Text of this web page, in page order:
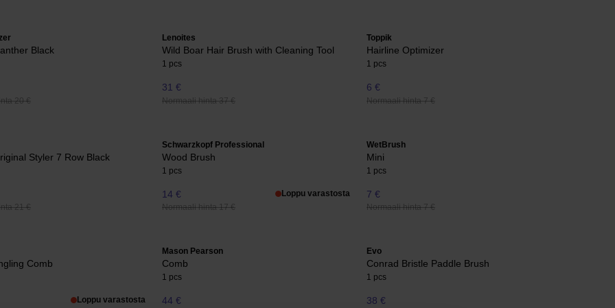
Black
20 €
Lenoites
Wild Boar Hair Brush with Cleaning Tool
1 pcs
31 €
Normaali hinta 37 €
Toppik
Hairline Optimizer
1 pcs
6 €
Normaali hinta 7 €
Styler 7 Row Black
21 €
Schwarzkopf Professional
Wood Brush
1 pcs
14 €
Normaali hinta 17 €
Loppu varastosta
WetBrush
Mini
1 pcs
7 €
Normaali hinta 7 €
Comb
Loppu varastosta
Mason Pearson
Comb
1 pcs
44 €
Evo
Conrad Bristle Paddle Brush
1 pcs
38 €